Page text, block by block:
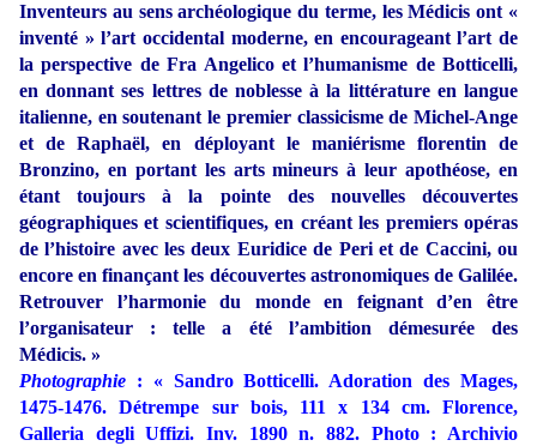
Inventeurs au sens archéologique du terme, les Médicis ont «
inventé » l’art occidental moderne, en encourageant l’art de
la perspective de Fra Angelico et l’humanisme de Botticelli,
en donnant ses lettres de noblesse à la littérature en langue
italienne, en soutenant le premier classicisme de Michel-Ange
et de Raphaël, en déployant le maniérisme florentin de
Bronzino, en portant les arts mineurs à leur apothéose, en
étant toujours à la pointe des nouvelles découvertes
géographiques et scientifiques, en créant les premiers opéras
de l’histoire avec les deux Euridice de Peri et de Caccini, ou
encore en finançant les découvertes astronomiques de Galilée.
Retrouver l’harmonie du monde en feignant d’en être
l’organisateur : telle a été l’ambition démesurée des
Médicis. »
Photographie : « Sandro Botticelli. Adoration des Mages,
1475-1476. Détrempe sur bois, 111 x 134 cm. Florence,
Galleria degli Uffizi. Inv. 1890 n. 882. Photo : Archivio